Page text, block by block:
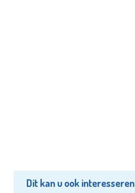
Dit kan u ook interesseren